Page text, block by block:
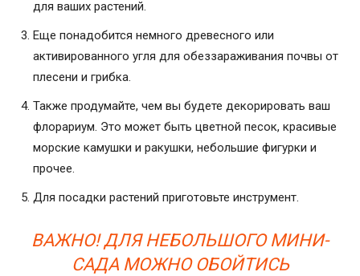
для ваших растений.
Еще понадобится немного древесного или
активированного угля для обеззараживания почвы от
плесени и грибка.
Также продумайте, чем вы будете декорировать ваш
флорариум. Это может быть цветной песок, красивые
морские камушки и ракушки, небольшие фигурки и
прочее.
Для посадки растений приготовьте инструмент.
ВАЖНО! ДЛЯ НЕБОЛЬШОГО МИНИ-
САДА МОЖНО ОБОЙТИСЬ